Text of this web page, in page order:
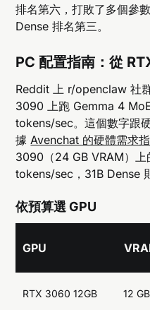
排名第六，打敗了多個參
Dense 排名第三。
PC 配置指南：從
Reddit 上 r/openclaw 社
3090 上跑 Gemma 4
tokens/sec。這個數字跟
據 Avenchat 的硬體需求
3090（24 GB VRAM）上
tokens/sec，31B Dense
依預算選 GPU
GPU
RTX 3060 12GB 12 GB